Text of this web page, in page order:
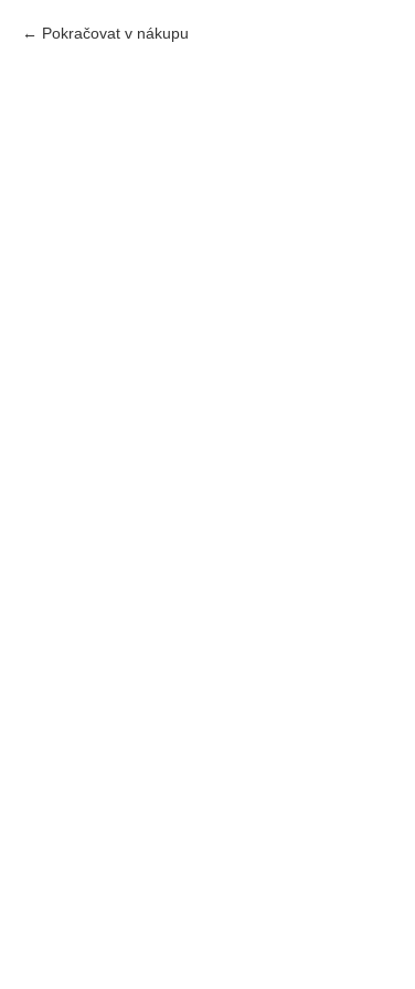
Pokračovat v nákupu